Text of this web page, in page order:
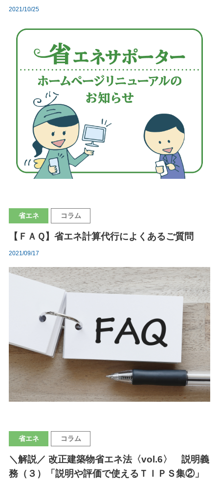
2021/10/25
省エネ コラム
【ＦＡＱ】省エネ計算代行によくあるご質問
2021/09/17
省エネ コラム
＼解説／ 改正建築物省エネ法〈vol.6〉 説明義
務（３）「説明や評価で使えるＴＩＰＳ集②」